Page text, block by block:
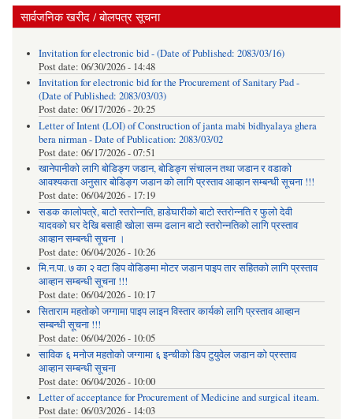
सार्वजनिक खरीद / बोलपत्र सूचना
Invitation for electronic bid - (Date of Published: 2083/03/16)
Post date: 06/30/2026 - 14:48
Invitation for electronic bid for the Procurement of Sanitary Pad -
(Date of Published: 2083/03/03)
Post date: 06/17/2026 - 20:25
Letter of Intent (LOI) of Construction of janta mabi bidhyalaya ghera
bera nirman - Date of Publication: 2083/03/02
Post date: 06/17/2026 - 07:51
खानेपानीको लागि बोडिङ्ग जडान, बोडिङ्ग संचालन तथा जडान र वडाको
आवश्यकता अनुसार बोडिङ्ग जडान को लागि प्रस्ताव आव्हान सम्बन्धी सूचना !!!
Post date: 06/04/2026 - 17:19
सडक कालोपत्रे, बाटो स्तरोन्नति, हाडेघारीको बाटो स्तरोन्नति र फुलो देवी
यादवको घर देखि बसाही खोला सम्म ढलान बाटो स्तरोन्नतिको लागि प्रस्ताव
आव्हान सम्बन्धी सूचना ।
Post date: 06/04/2026 - 10:26
मि.न.पा. ७ का २ वटा डिप वोडिङमा मोटर जडान पाइप तार सहितको लागि प्रस्ताव
आव्हान सम्बन्धी सूचना !!!
Post date: 06/04/2026 - 10:17
सिताराम महतोको जग्गामा पाइप लाइन विस्तार कार्यको लागि प्रस्ताव आव्हान
सम्बन्धी सूचना !!!
Post date: 06/04/2026 - 10:05
साविक ६ मनोज महतोको जग्गामा ६ इन्चीको डिप टुयुवेल जडान को प्रस्ताव
आव्हान सम्बन्धी सूचना
Post date: 06/04/2026 - 10:00
Letter of acceptance for Procurement of Medicine and surgical iteam.
Post date: 06/03/2026 - 14:03